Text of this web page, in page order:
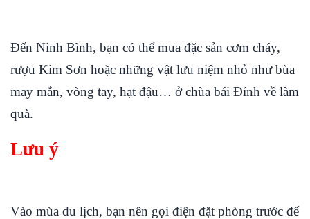
Đến Ninh Bình, bạn có thể mua đặc sản cơm cháy,
rượu Kim Sơn hoặc những vật lưu niệm nhỏ như bùa
may mắn, vòng tay, hạt đậu… ở chùa bái Đính về làm
quà.
Lưu ý
Vào mùa du lịch, bạn nên gọi điện đặt phòng trước để